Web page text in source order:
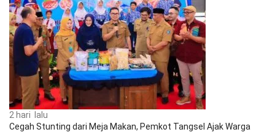
2 hari lalu
Cegah Stunting dari Meja Makan, Pemkot Tangsel Ajak Warga